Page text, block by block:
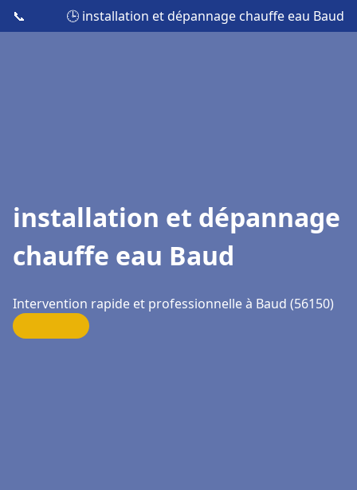
📞 🕒 installation et dépannage chauffe eau Baud
installation et dépannage
chauffe eau Baud
Intervention rapide et professionnelle à Baud (56150)